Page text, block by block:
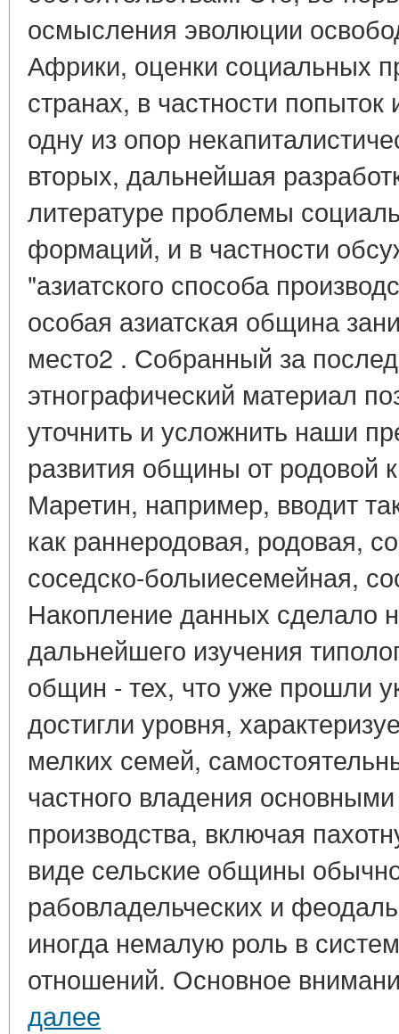
осмысления эволюции
Африки, оценки социальных
странах, в частности
одну из опор
вторых, дальнейшая
литературе проблемы
формаций, и в частности
"азиатского способа
особая азиатская община
место2 . Собранный за
этнографический материал
уточнить и усложнить наши
развития общины от родовой
Маретин, например, вводит
как раннеродовая, родовая,
соседско-болыиесемейная,
Накопление данных сделало
дальнейшего изучения
общин - тех, что уже прошли
достигли уровня,
мелких семей,
частного владения
производства, включая
виде сельские общины
рабовладельческих и
иногда немалую роль в
отношений. Основное
далее